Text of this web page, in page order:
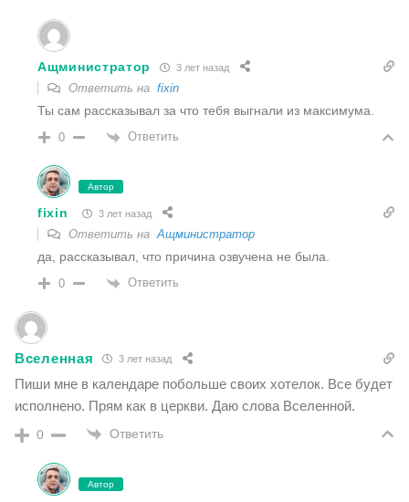
Ащминистратор 3 лет назад
Ответить на fixin
Ты сам рассказывал за что тебя выгнали из максимума.
0 Ответить
Автор
fixin 3 лет назад
Ответить наАщминистратор
да, рассказывал, что причина озвучена не была.
0 Ответить
Вселенная 3 лет назад
Пиши мне в календаре побольше своих хотелок. Все будет
исполнено. Прям как в церкви. Даю слова Вселенной.
0 Ответить
Автор